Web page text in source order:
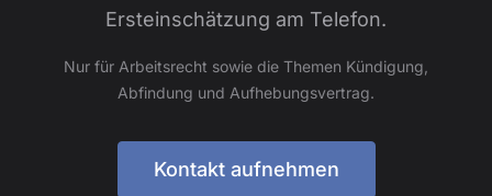
Ersteinschätzung am Telefon.
Nur für Arbeitsrecht sowie die Themen Kündigung,
Abfindung und Aufhebungsvertrag.
Kontakt aufnehmen